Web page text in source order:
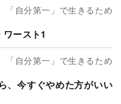
「自分第一」で生きるため
ースト1
「自分第一」で生きるため
、今すぐやめた方がいい